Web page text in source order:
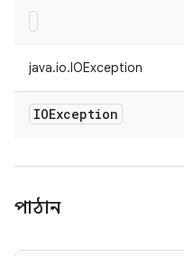
java.io.IOException
IOException
পাঠান